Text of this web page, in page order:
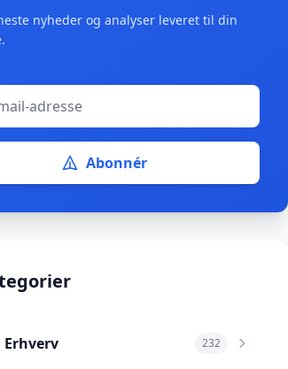
nyheder og analyser leveret til din
Abonnér
Erhverv 232